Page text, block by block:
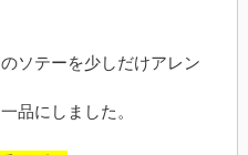
ソテーを少しだけアレン
品にしました。